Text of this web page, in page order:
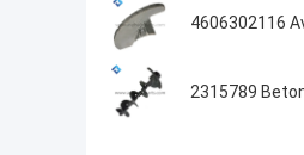
Shafts, Lagers.
4606302116
2315789